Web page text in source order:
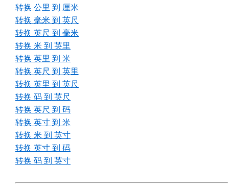
转换 公里 到 厘米
转换 毫米 到 英尺
转换 英尺 到 毫米
转换 米 到 英里
转换 英里 到 米
转换 英尺 到 英里
转换 英里 到 英尺
转换 码 到 英尺
转换 英尺 到 码
转换 英寸 到 米
转换 米 到 英寸
转换 英寸 到 码
转换 码 到 英寸